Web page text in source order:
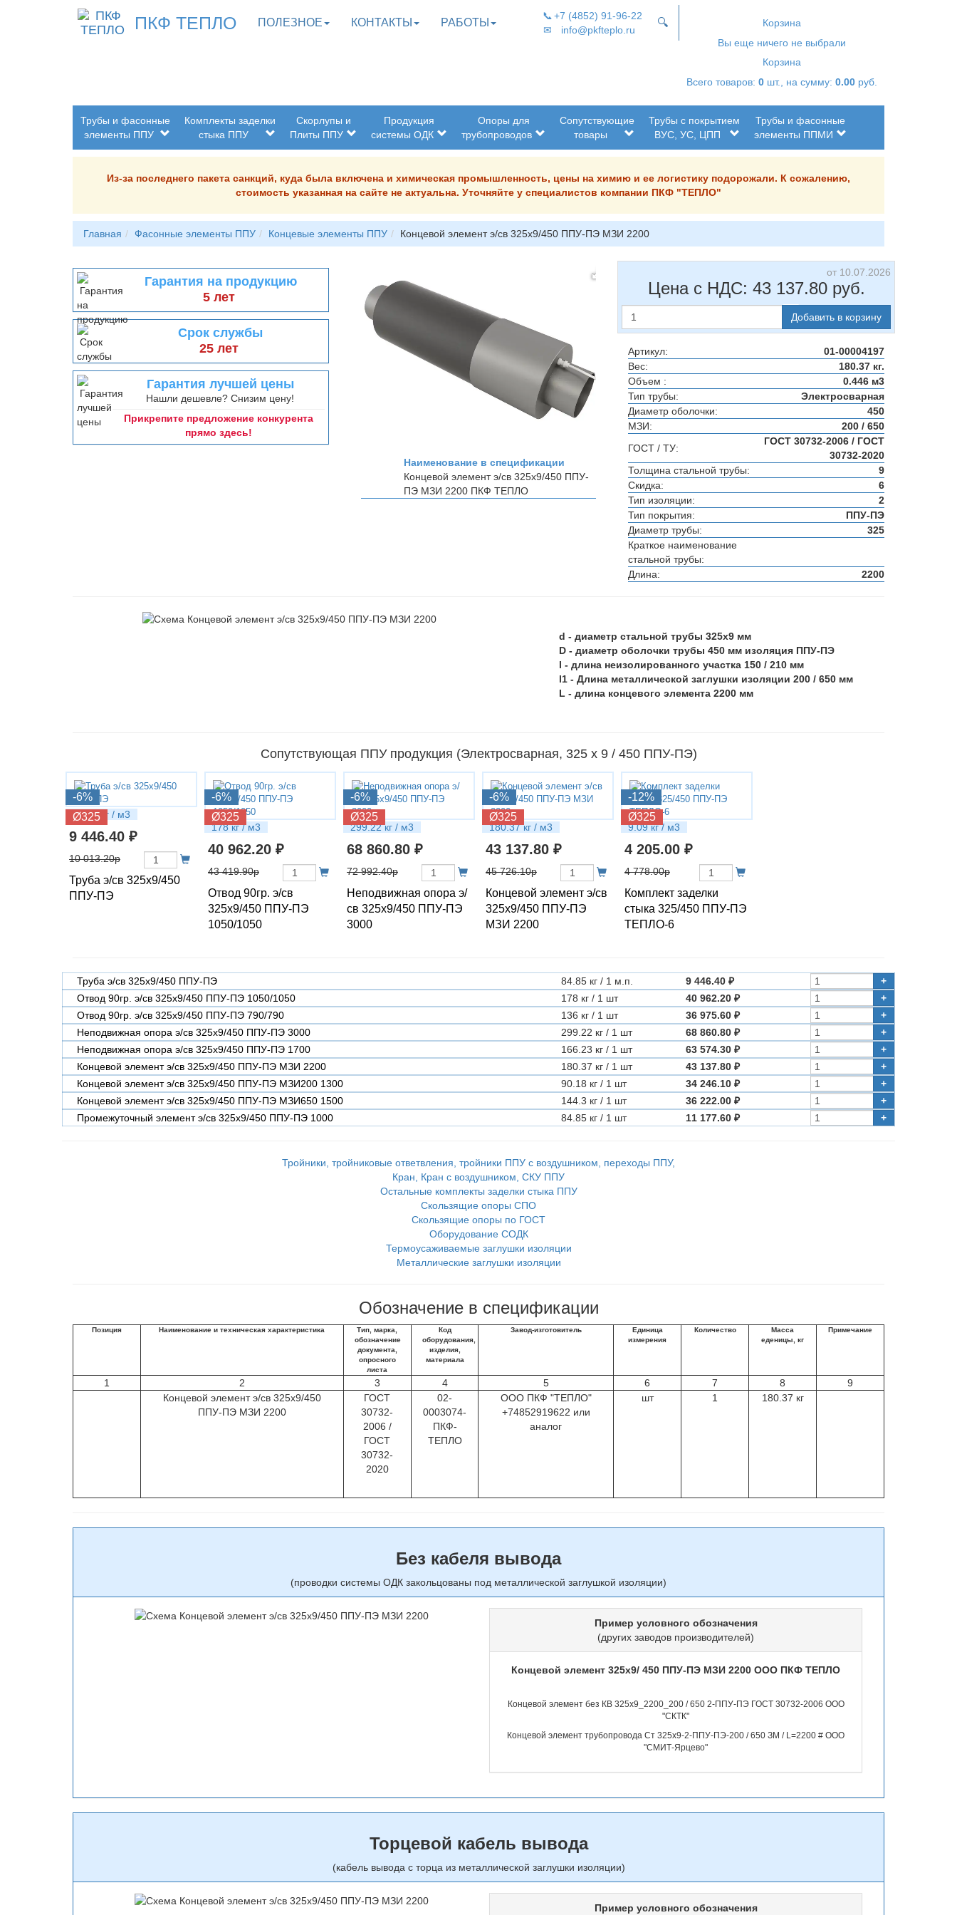
ПКФ ТЕПЛО ПОЛЕЗНОЕ КОНТАКТЫ РАБОТЫ
📞
✉
+7 (4852) 91-96-22
info@pkfteplo.ru
Корзина
Вы еще ничего не выбрали
Корзина
Всего товаров: 0 шт., на сумму: 0.00 руб.
🔍
Трубы и фасонные
элементы ППУ
Комплекты заделки
стыка ППУ
Скорлупы и
Плиты ППУ
Продукция
системы ОДК
Опоры для
трубопроводов
Сопутствующие
товары
Трубы с покрытием
ВУС, УС, ЦПП
Трубы и фасонные
элементы ППМИ
Из-за последнего пакета санкций, куда была включена и химическая промышленность, цены на химию и ее логистику подорожали. К сожалению,
стоимость указанная на сайте не актуальна. Уточняйте у специалистов компании ПКФ "ТЕПЛО"
Главная Фасонные элементы ППУ Концевые элементы ППУ Концевой элемент э/св 325х9/450 ППУ-ПЭ МЗИ 2200
Гарантия на продукцию
5 лет
Срок службы
25 лет
Гарантия лучшей цены
Нашли дешевле? Снизим цену!
Прикрепите предложение конкурента
прямо здесь!
Наименование в спецификации
Концевой элемент э/св 325х9/450 ППУ-
ПЭ МЗИ 2200 ПКФ ТЕПЛО
от 10.07.2026
Цена с НДС: 43 137.80руб.
Добавить в корзину
Артикул:
01-00004197
Вес:
180.37 кг.
Объем :
0.446 м3
Тип трубы:
Электросварная
Диаметр оболочки:
450
МЗИ:
200 / 650
ГОСТ / ТУ:
ГОСТ 30732-2006 / ГОСТ
30732-2020
Толщина стальной трубы:
9
Скидка:
6
Тип изоляции:
2
Тип покрытия:
ППУ-ПЭ
Диаметр трубы:
325
Краткое наименование
стальной трубы:
Длина:
2200
d - диаметр стальной трубы 325х9 мм
D - диаметр оболочки трубы 450 мм изоляция ППУ-ПЭ
l - длина неизолированного участка 150 / 210 мм
l1 - Длина металлической заглушки изоляции 200 / 650 мм
L - длина концевого элемента 2200 мм
Сопутствующая ППУ продукция (Электросварная, 325 х 9 / 450 ППУ-ПЭ)
-6%
Ø325
84.85 кг / м3
9 446.40 ₽
10 013.20р
Труба э/св 325х9/450
ППУ-ПЭ
-6%
Ø325
178 кг / м3
40 962.20 ₽
43 419.90р
Отвод 90гр. э/св
325х9/450 ППУ-ПЭ
1050/1050
-6%
Ø325
299.22 кг / м3
68 860.80 ₽
72 992.40р
Неподвижная опора э/
св 325х9/450 ППУ-ПЭ
3000
-6%
Ø325
180.37 кг / м3
43 137.80 ₽
45 726.10р
Концевой элемент э/св
325х9/450 ППУ-ПЭ
МЗИ 2200
-12%
Ø325
9.09 кг / м3
4 205.00 ₽
4 778.00р
Комплект заделки
стыка 325/450 ППУ-ПЭ
ТЕПЛО-6
Труба э/св 325х9/450 ППУ-ПЭ 84.85 кг / 1 м.п. 9 446.40 ₽
+
Отвод 90гр. э/св 325х9/450 ППУ-ПЭ 1050/1050
178 кг / 1 шт 40 962.20 ₽
+
Отвод 90гр. э/св 325х9/450 ППУ-ПЭ 790/790
136 кг / 1 шт 36 975.60 ₽
+
Неподвижная опора э/св 325х9/450 ППУ-ПЭ 3000
299.22 кг / 1 шт 68 860.80 ₽
+
Неподвижная опора э/св 325х9/450 ППУ-ПЭ 1700
166.23 кг / 1 шт 63 574.30 ₽
+
Концевой элемент э/св 325х9/450 ППУ-ПЭ МЗИ 2200
180.37 кг / 1 шт 43 137.80 ₽
+
Концевой элемент э/св 325х9/450 ППУ-ПЭ МЗИ200 1300
90.18 кг / 1 шт 34 246.10 ₽
+
Концевой элемент э/св 325х9/450 ППУ-ПЭ МЗИ650 1500
144.3 кг / 1 шт 36 222.00 ₽
+
Промежуточный элемент э/св 325х9/450 ППУ-ПЭ 1000
84.85 кг / 1 шт 11 177.60 ₽ +
Тройники, тройниковые ответвления, тройники ППУ с воздушником, переходы ППУ,
Кран, Кран с воздушником, СКУ ППУ
Остальные комплекты заделки стыка ППУ
Скользящие опоры СПО
Скользящие опоры по ГОСТ
Оборудование СОДК
Термоусаживаемые заглушки изоляции
Металлические заглушки изоляции
Обозначение в спецификации
Позиция Наименование и техническая характеристика
Тип, марка,
обозначение
документа,
опросного
листа
Код
оборудования,
изделия,
материала
Завод-изготовитель
Единица
измерения
Количество
Масса
еденицы, кг
Примечание
1 2 3 4 5 6 7 8
9
Концевой элемент э/св 325х9/450
ППУ-ПЭ МЗИ 2200
ГОСТ
30732-
2006 /
ГОСТ
30732-
2020
02-
0003074-
ПКФ-
ТЕПЛО
ООО ПКФ "ТЕПЛО"
+74852919622 или
аналог
шт 1 180.37 кг
Без кабеля вывода
(проводки системы ОДК закольцованы под металлической заглушкой изоляции)
Пример условного обозначения
(других заводов производителей)
Концевой элемент 325х9/ 450 ППУ-ПЭ МЗИ 2200 ООО ПКФ ТЕПЛО
Концевой элемент без КВ 325х9_2200_200 / 650 2-ППУ-ПЭ ГОСТ 30732-2006 ООО
"СКТК"
Концевой элемент трубопровода Ст 325х9-2-ППУ-ПЭ-200 / 650 ЗМ / L=2200 # ООО
"СМИТ-Ярцево"
Торцевой кабель вывода
(кабель вывода с торца из металлической заглушки изоляции)
Пример условного обозначения